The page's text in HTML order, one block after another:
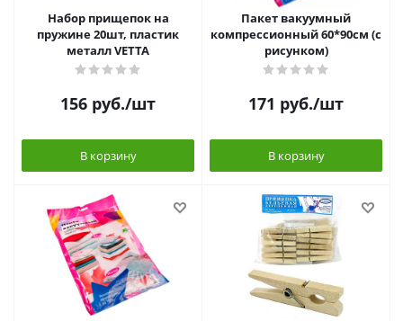
Набор прищепок на
пружине 20шт, пластик
металл VETTA
156 руб./шт
В корзину
Пакет вакуумный
компрессионный 60*90см (с
рисунком)
171 руб./шт
В корзину